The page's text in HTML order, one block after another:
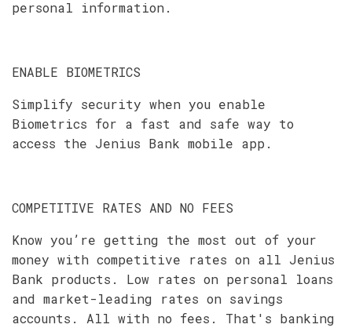
personal information.
ENABLE BIOMETRICS
Simplify security when you enable
Biometrics for a fast and safe way to
access the Jenius Bank mobile app.
COMPETITIVE RATES AND NO FEES
Know you’re getting the most out of your
money with competitive rates on all Jenius
Bank products. Low rates on personal loans
and market-leading rates on savings
accounts. All with no fees. That's banking